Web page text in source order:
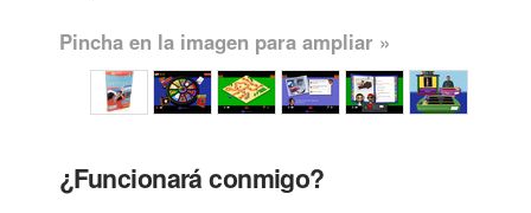
Pincha en la imagen para ampliar »
¿Funcionará conmigo?